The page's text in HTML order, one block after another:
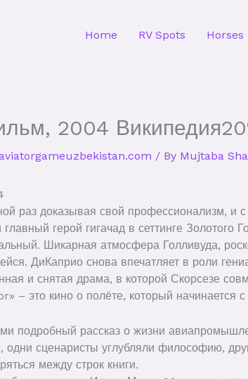
Home RV Spots Horses
2004
/ By Mujtaba
раз доказывая свой профессионализм, и
герой гигачад в сеттинге Золотого
Шикарная атмосфера Голливуда,
ДиКаприо снова впечатляет в роли
и снятая драма, в которой Скорсезе
– это кино о полёте, который начинается
подробный рассказ о жизни
одни сценаристы углубляли философию,
между строк книги.